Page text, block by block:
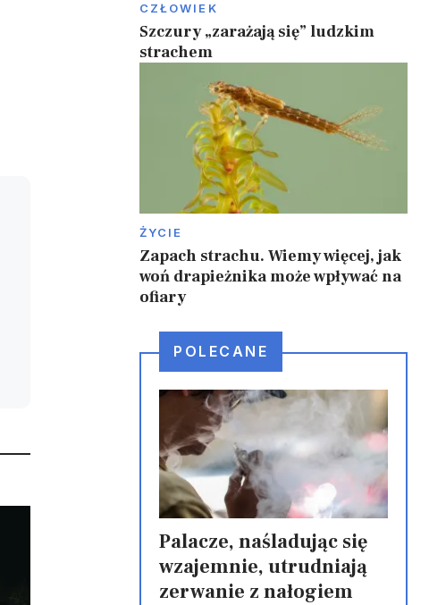
CZŁOWIEK
Szczury „zarażają się” ludzkim
strachem
ŻYCIE
Zapach strachu. Wiemy więcej, jak
woń drapieżnika może wpływać na
ofiary
POLECANE
Palacze, naśladując się
wzajemnie, utrudniają
zerwanie z nałogiem